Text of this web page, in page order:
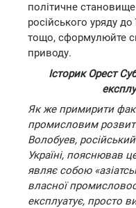
політичне
російського уряду
тощо, сформулюйте
приводу.
Історик Орест
Як же примирити факт
промисловим
Волобуев,
Україні, пояснював
являє собою
власної
експлуатує, просто